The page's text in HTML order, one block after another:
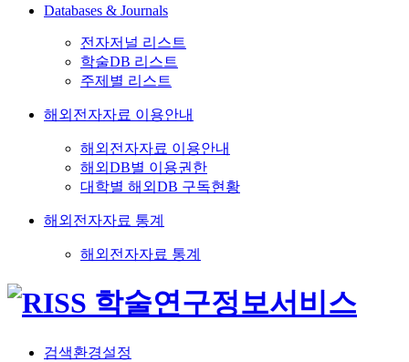
Databases & Journals
전자저널 리스트
학술DB 리스트
주제별 리스트
해외전자자료 이용안내
해외전자자료 이용안내
해외DB별 이용권한
대학별 해외DB 구독현황
해외전자자료 통계
해외전자자료 통계
검색환경설정